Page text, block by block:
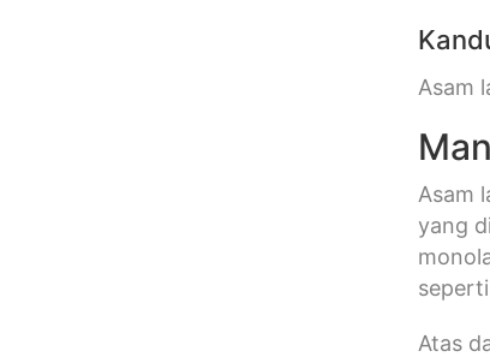
Asam
Asam
yang
Atas